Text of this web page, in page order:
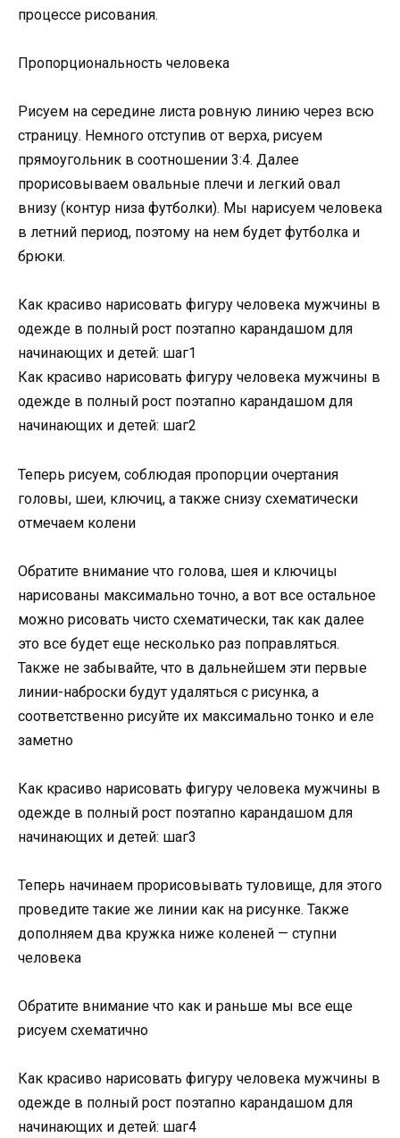
процессе рисования.
Пропорциональность человека
Рисуем на середине листа ровную линию через всю
страницу. Немного отступив от верха, рисуем
прямоугольник в соотношении 3:4. Далее
прорисовываем овальные плечи и легкий овал
внизу (контур низа футболки). Мы нарисуем человека
в летний период, поэтому на нем будет футболка и
брюки.
Как красиво нарисовать фигуру человека мужчины в
одежде в полный рост поэтапно карандашом для
начинающих и детей: шаг1
Как красиво нарисовать фигуру человека мужчины в
одежде в полный рост поэтапно карандашом для
начинающих и детей: шаг2
Теперь рисуем, соблюдая пропорции очертания
головы, шеи, ключиц, а также снизу схематически
отмечаем колени
Обратите внимание что голова, шея и ключицы
нарисованы максимально точно, а вот все остальное
можно рисовать чисто схематически, так как далее
это все будет еще несколько раз поправляться.
Также не забывайте, что в дальнейшем эти первые
линии-наброски будут удаляться с рисунка, а
соответственно рисуйте их максимально тонко и еле
заметно
Как красиво нарисовать фигуру человека мужчины в
одежде в полный рост поэтапно карандашом для
начинающих и детей: шаг3
Теперь начинаем прорисовывать туловище, для этого
проведите такие же линии как на рисунке. Также
дополняем два кружка ниже коленей — ступни
человека
Обратите внимание что как и раньше мы все еще
рисуем схематично
Как красиво нарисовать фигуру человека мужчины в
одежде в полный рост поэтапно карандашом для
начинающих и детей: шаг4